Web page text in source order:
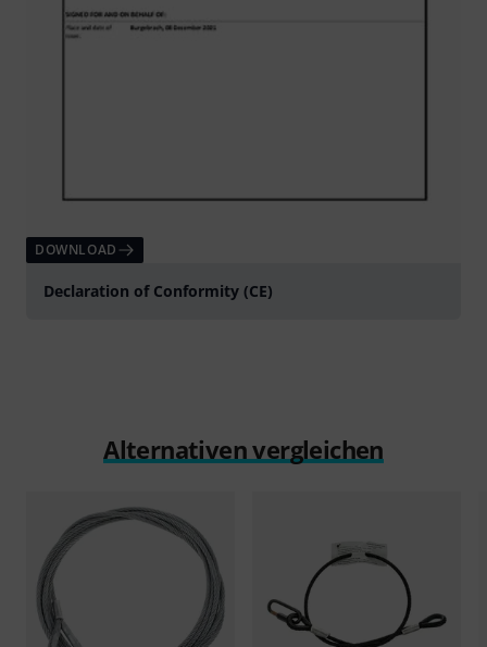
DOWNLOAD
Declaration of Conformity (CE)
Alternativen vergleichen